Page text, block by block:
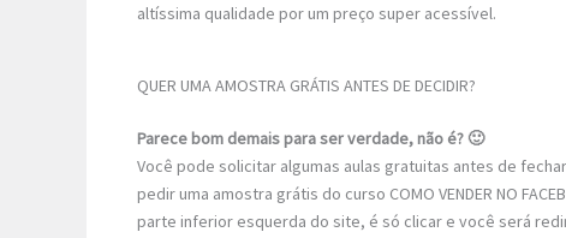
altíssima qualidade por um preço super acessível.
QUER UMA AMOSTRA GRÁTIS ANTES DE DECIDIR?
Parece bom demais para ser verdade, não é? 🙂
Você pode solicitar algumas aulas gratuitas antes de
pedir uma amostra grátis do curso COMO VENDER NO
parte inferior esquerda do site, é só clicar e você será